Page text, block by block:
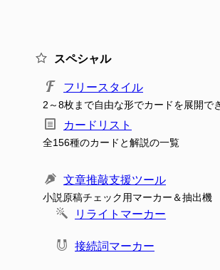
スペシャル
フリースタイル
2～8枚まで自由な形でカードを展開で
カードリスト
全156種のカードと解説の一覧
文章推敲支援ツール
小説原稿チェック用マーカー＆抽出機
リライトマーカー
接続詞マーカー